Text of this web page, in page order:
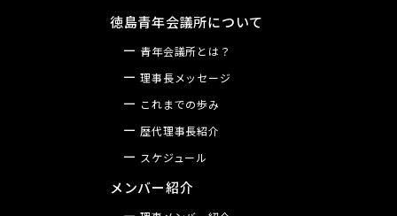
徳島青年会議所について
青年会議所とは？
理事長メッセージ
これまでの歩み
歴代理事長紹介
スケジュール
メンバー紹介